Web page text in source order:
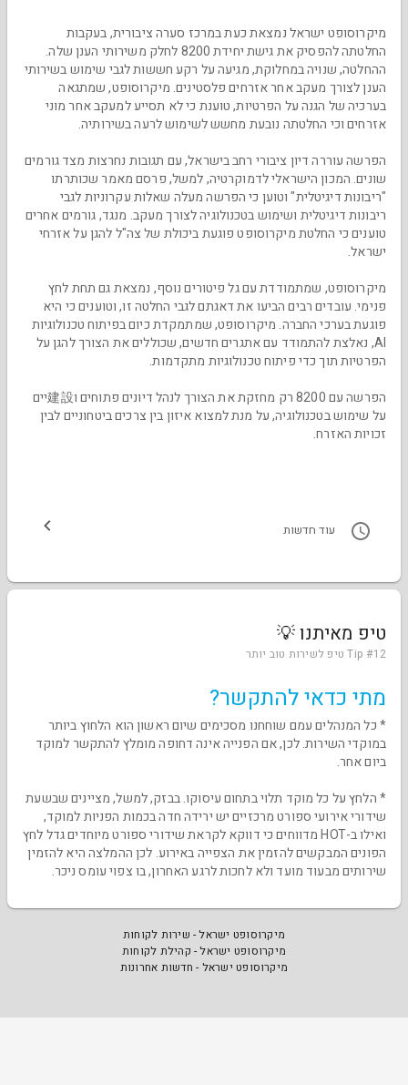
מיקרוסופט ישראל נמצאת כעת במרכז סערה ציבורית, בעקבות
החלטתה להפסיק את גישת יחידת 8200 לחלק משירותי הענן שלה.
ההחלטה, שנויה במחלוקת, מגיעה על רקע חששות לגבי שימוש בשירותי
הענן לצורך מעקב אחר אזרחים פלסטינים. מיקרוסופט, שמתגאה
בערכיה של הגנה על הפרטיות, טוענת כי לא תסייע למעקב אחר מוני
אזרחים וכי החלטתה נובעת מחשש לשימוש לרעה בשירותיה.
הפרשה עוררה דיון ציבורי רחב בישראל, עם תגובות נחרצות מצד גורמים
שונים. המכון הישראלי לדמוקרטיה, למשל, פרסם מאמר שכותרתו
"ריבונות דיגיטלית" וטוען כי הפרשה מעלה שאלות עקרוניות לגבי
ריבונות דיגיטלית ושימוש בטכנולוגיה לצורך מעקב. מנגד, גורמים אחרים
טוענים כי החלטת מיקרוסופט פוגעת ביכולת של צה"ל להגן על אזרחי
ישראל.
מיקרוסופט, שמתמודדת עם גל פיטורים נוסף, נמצאת גם תחת לחץ
פנימי. עובדים רבים הביעו את דאגתם לגבי החלטה זו, וטוענים כי היא
פוגעת בערכי החברה. מיקרוסופט, שמתמקדת כיום בפיתוח טכנולוגיות
AI, נאלצת להתמודד עם אתגרים חדשים, שכוללים את הצורך להגן על
הפרטיות תוך כדי פיתוח טכנולוגיות מתקדמות.
הפרשה עם 8200 רק מחזקת את הצורך לנהל דיונים פתוחים ו建設יים
על שימוש בטכנולוגיה, על מנת למצוא איזון בין צרכים ביטחוניים לבין
זכויות האזרח.
עוד חדשות
טיפ מאיתנו 💡
Tip #12 טיפ לשירות טוב יותר
מתי כדאי להתקשר?
* כל המנהלים עמם שוחחנו מסכימים שיום ראשון הוא הלחוץ ביותר
במוקדי השירות. לכן, אם הפנייה אינה דחופה מומלץ להתקשר למוקד
ביום אחר.
* הלחץ על כל מוקד תלוי בתחום עיסוקו. בבזק, למשל, מציינים שבשעת
שידורי אירועי ספורט מרכזיים יש ירידה חדה בכמות הפניות למוקד,
ואילו ב-HOT מדווחים כי דווקא לקראת שידורי ספורט מיוחדים גדל לחץ
הפונים המבקשים להזמין את הצפייה באירוע. לכן ההמלצה היא להזמין
שירותים מבעוד מועד ולא לחכות לרגע האחרון, בו צפוי עומס ניכר.
מיקרוסופט ישראל - שירות לקוחות
מיקרוסופט ישראל - קהילת לקוחות
מיקרוסופט ישראל - חדשות אחרונות